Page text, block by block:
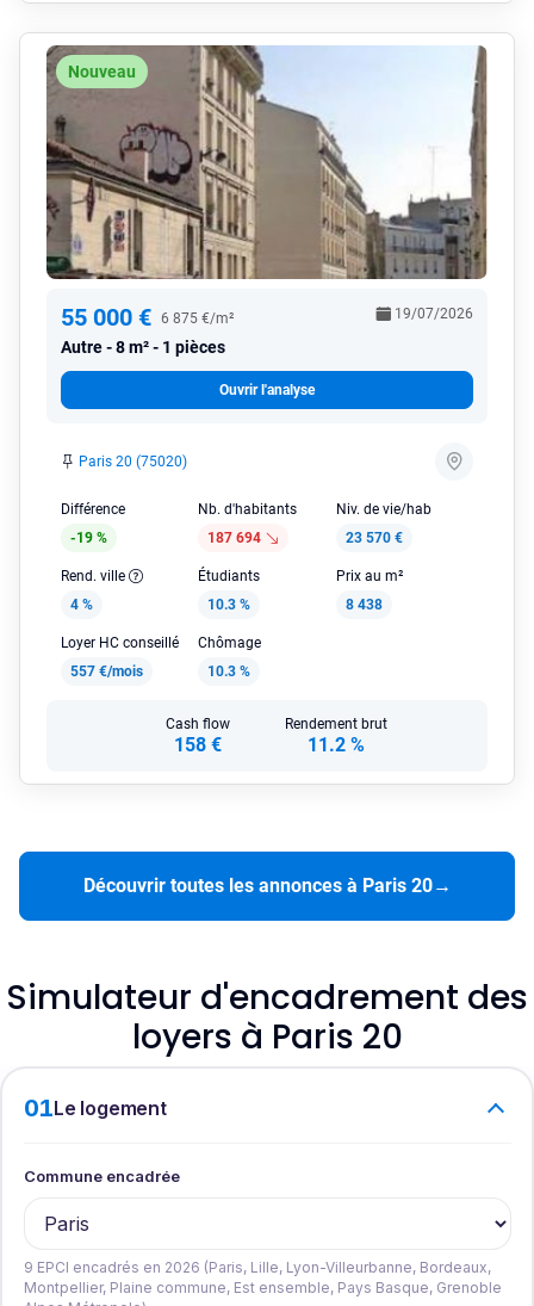
Nouveau
55 000 € 6 875 €/m²
Autre 8 m² - 1 pièces
19/07/2026
Ouvrir l'analyse
Paris 20 (75020)
Différence
-19 %
Nb. d'habitants
187 694
Niv. de vie/hab
23 570 €
Rend. ville
4 %
Étudiants
10.3 %
Prix au m²
8 438
Loyer HC conseillé
557 €/mois
Chômage
10.3 %
Cash flow
158 €
Rendement brut
11.2 %
Découvrir toutes les annonces à Paris 20→
Simulateur d'encadrement des
loyers à Paris 20